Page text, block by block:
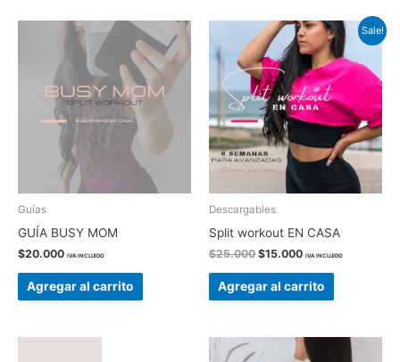
Guías
GUÍA BUSY MOM
$20.000 IVA INCLUIDO
Agregar al carrito
Sale!
Descargables
Split workout EN CASA
$25.000 El
original
$15.000El
actual
IVA INCLUIDO
Agregar al carrito